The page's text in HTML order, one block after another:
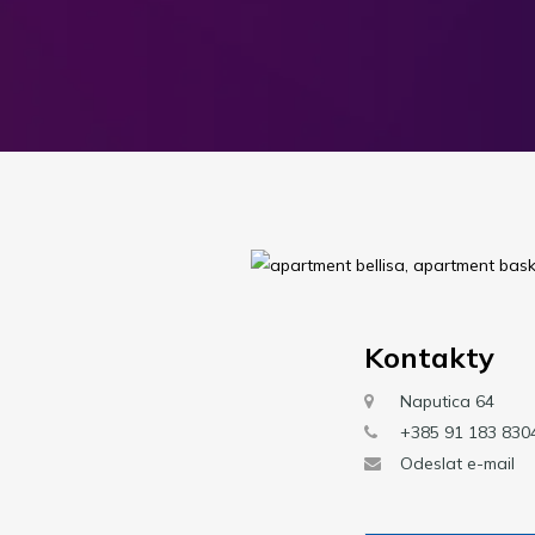
Kontakty
Naputica 64
+385 91 183
Odeslat e-mail